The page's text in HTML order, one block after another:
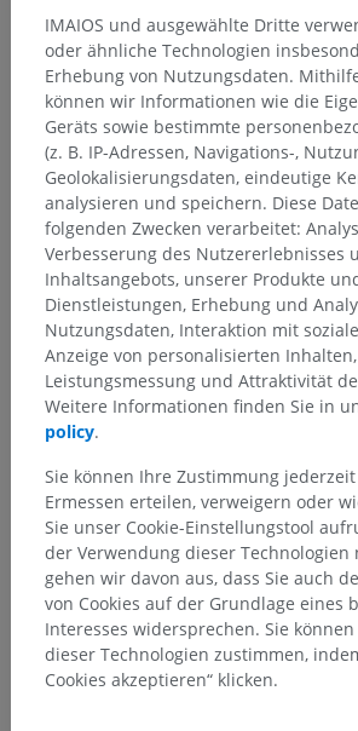
Allgemeine Anatomie >
Ebenen, Linien und Regionen>
Regionen des menschlichen Körpers>
Bauchregionen
Darunterliegende Strukturen:
Rippenbogengegend
Magengrube
Seitliche Bauchgegend
Nabelgegend
Leistengegend
Schambereich
Übersetzungen
Sie haben einen Fehler
Sie können gerne eine Berichtigung,
inhaltliche Verbesserung vorschlagen.
IMAIOS und ausgewählte Dritte
oder ähnliche Technologien
Erhebung von Nutzungsdaten.
können wir Informationen wie die
Geräts sowie bestimmte
(z. B. IP-Adressen, Navigations-,
Geolokalisierungsdaten, eindeutige
analysieren und speichern. Diese
folgenden Zwecken verarbeitet:
Verbesserung des Nutzererlebnisses
Inhaltsangebots, unserer Produkte
Dienstleistungen, Erhebung und
Nutzungsdaten, Interaktion mit
Anzeige von personalisierten Inhalten,
Leistungsmessung und Attraktivität
Weitere Informationen finden Sie in
policy.
Sie können Ihre Zustimmung
Ermessen erteilen, verweigern oder
Sie unser Cookie-Einstellungstool
der Verwendung dieser
gehen wir davon aus, dass Sie auch
von Cookies auf der Grundlage eines
Interesses widersprechen. Sie
dieser Technologien zustimmen,
Cookies akzeptieren“ klicken.